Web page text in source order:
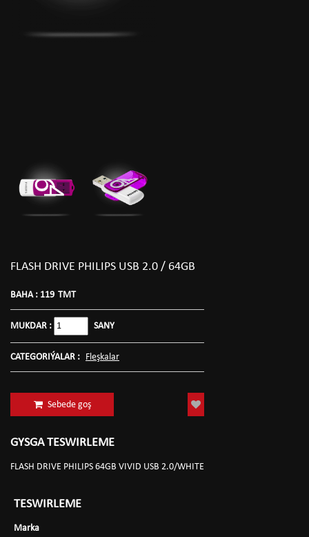
FLASH DRIVE PHILIPS USB 2.0 / 64GB
BAHA : 119 TMT
MUKDAR : SANY
CATEGORIÝALAR : Fleşkalar
Sebede goş
GYSGA TESWIRLEME
FLASH DRIVE PHILIPS 64GB VIVID USB 2.0/WHITE
TESWIRLEME
Marka